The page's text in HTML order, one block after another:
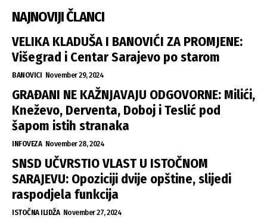
NAJNOVIJI ČLANCI
VELIKA KLADUŠA I BANOVIĆI ZA PROMJENE:
Višegrad i Centar Sarajevo po starom
BANOVICI November 29, 2024
GRAĐANI NE KAŽNJAVAJU ODGOVORNE: Milići,
Kneževo, Derventa, Doboj i Teslić pod
šapom istih stranaka
INFOVEZA November 28, 2024
SNSD UČVRSTIO VLAST U ISTOČNOM
SARAJEVU: Opoziciji dvije opštine, slijedi
raspodjela funkcija
ISTOČNA ILIDŽA November 27, 2024